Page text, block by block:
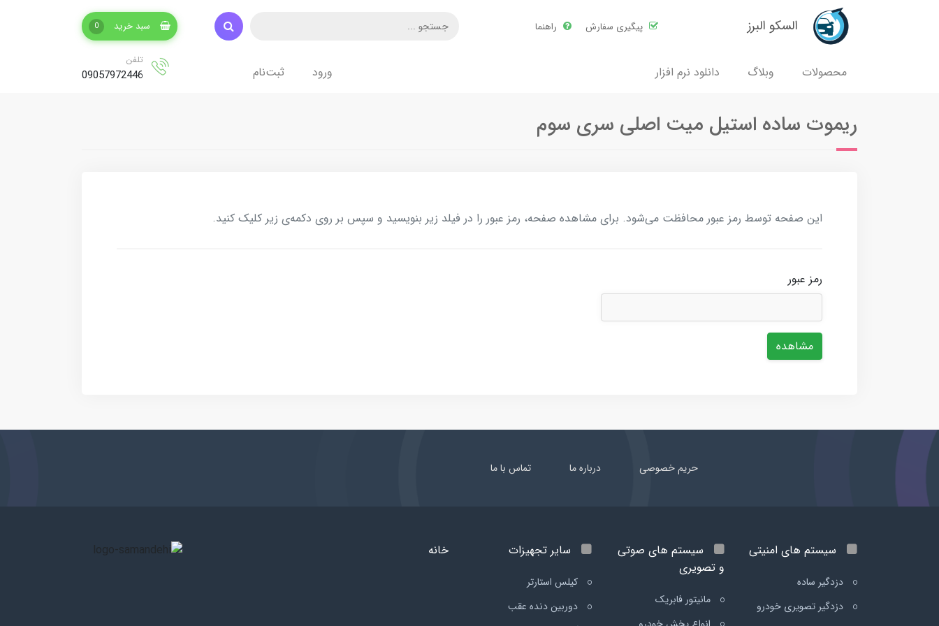
السکو البرز پیگیری سفارش راهنما سبد خرید 0
محصولات وبلاگ دانلود نرم افزار ورود ثبت‌نام
تلفن
09057972446
ریموت ساده استیل میت اصلی سری سوم
این صفحه توسط رمز عبور محافظت می‌شود. برای مشاهده صفحه، رمز عبور را در فیلد زیر بنویسید و سپس بر روی دکمه‌ی زیر کلیک کنید.
رمز عبور
مشاهده
حریم خصوصی درباره ما تماس با ما
سیستم های امنیتی
دزدگیر ساده
دزدگیر تصویری خودرو
سیستم های صوتی
و تصویری
مانیتور فابریک
سایر تجهیزات
کیلس استارتر
دوربین دنده عقب
خانه